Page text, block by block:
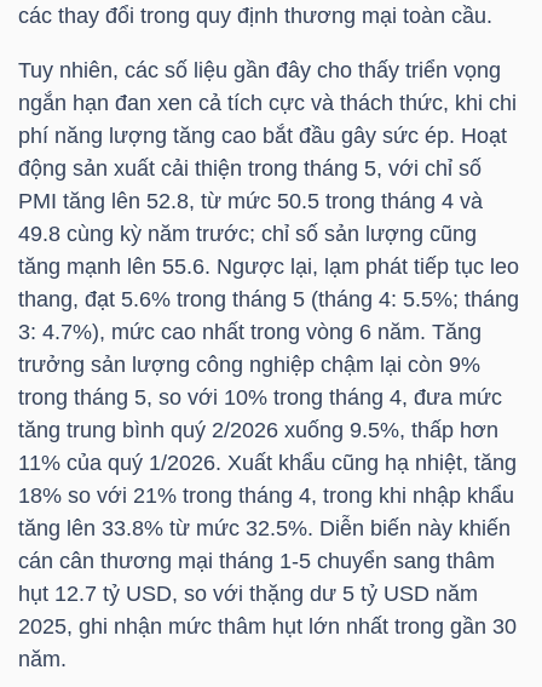
các thay đổi trong quy định thương mại toàn cầu.
Tuy nhiên, các số liệu gần đây cho thấy triển vọng
ngắn hạn đan xen cả tích cực và thách thức, khi chi
phí năng lượng tăng cao bắt đầu gây sức ép. Hoạt
động sản xuất cải thiện trong tháng 5, với chỉ số
PMI tăng lên 52.8, từ mức 50.5 trong tháng 4 và
49.8 cùng kỳ năm trước; chỉ số sản lượng cũng
tăng mạnh lên 55.6. Ngược lại, lạm phát tiếp tục leo
thang, đạt 5.6% trong tháng 5 (tháng 4: 5.5%; tháng
3: 4.7%), mức cao nhất trong vòng 6 năm. Tăng
trưởng sản lượng công nghiệp chậm lại còn 9%
trong tháng 5, so với 10% trong tháng 4, đưa mức
tăng trung bình quý 2/2026 xuống 9.5%, thấp hơn
11% của quý 1/2026. Xuất khẩu cũng hạ nhiệt, tăng
18% so với 21% trong tháng 4, trong khi nhập khẩu
tăng lên 33.8% từ mức 32.5%. Diễn biến này khiến
cán cân thương mại tháng 1-5 chuyển sang thâm
hụt 12.7 tỷ USD, so với thặng dư 5 tỷ USD năm
2025, ghi nhận mức thâm hụt lớn nhất trong gần 30
năm.
DƯƠNG
TÀI
CHÍNH
CÁ
NHÂN
PHÂN
TÍCH
VIETSTOCKFINANCE
MÔ